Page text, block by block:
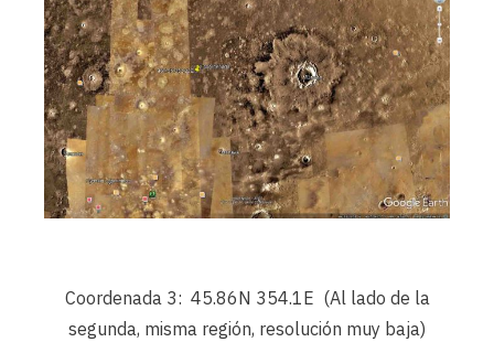
Coordenada 3: 45.86N 354.1E (Al lado de la
segunda, misma región, resolución muy baja)